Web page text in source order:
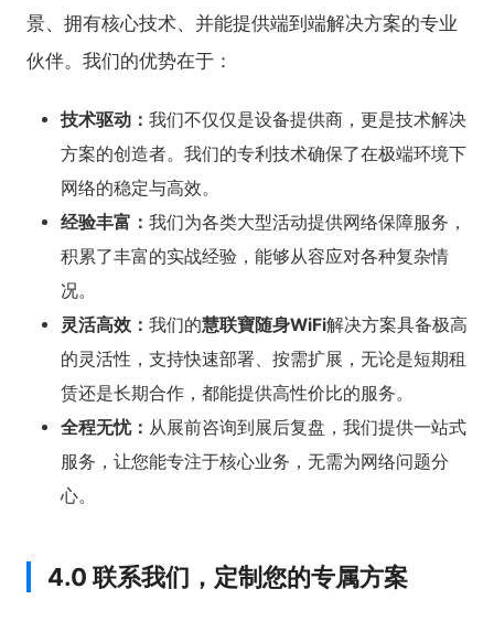
景、拥有核心技术、并能提供端到端解决方案的专业
伙伴。我们的优势在于：
技术驱动： 我们不仅仅是设备提供商，更是技术解决
方案的创造者。我们的专利技术确保了在极端环境下
网络的稳定与高效。
经验丰富： 我们为各类大型活动提供网络保障服务，
积累了丰富的实战经验，能够从容应对各种复杂情
况。
灵活高效： 我们的慧联寶随身WiFi解决方案具备极高
的灵活性，支持快速部署、按需扩展，无论是短期租
赁还是长期合作，都能提供高性价比的服务。
全程无忧： 从展前咨询到展后复盘，我们提供一站式
服务，让您能专注于核心业务，无需为网络问题分
心。
4.0 联系我们，定制您的专属方案